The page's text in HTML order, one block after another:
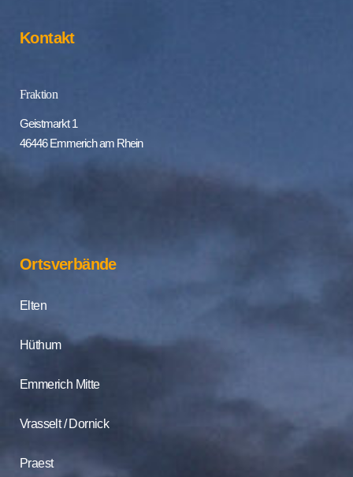
Kontakt
Fraktion
Geistmarkt 1
46446 Emmerich am Rhein
Ortsverbände
Elten
Hüthum
Emmerich Mitte
Vrasselt / Dornick
Praest